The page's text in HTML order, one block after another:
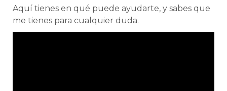
Aquí tienes en qué puede ayudarte, y sabes que
me tienes para cualquier duda.